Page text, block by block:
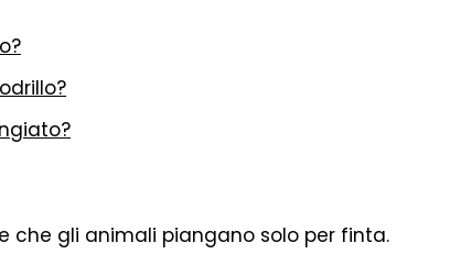
che gli animali piangano solo per finta.